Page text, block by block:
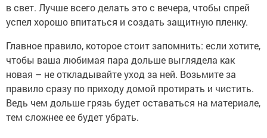
в свет. Лучше всего делать это с вечера, чтобы спрей
успел хорошо впитаться и создать защитную пленку.
Главное правило, которое стоит запомнить: если хотите,
чтобы ваша любимая пара дольше выглядела как
новая – не откладывайте уход за ней. Возьмите за
правило сразу по приходу домой протирать и чистить.
Ведь чем дольше грязь будет оставаться на материале,
тем сложнее ее будет убрать.